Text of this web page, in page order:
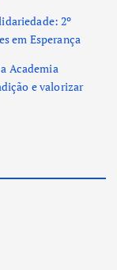
2º
em Esperança
Academia
e valorizar